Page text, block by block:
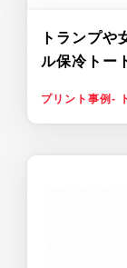
トランプや
ル保冷トー
プリント事例-